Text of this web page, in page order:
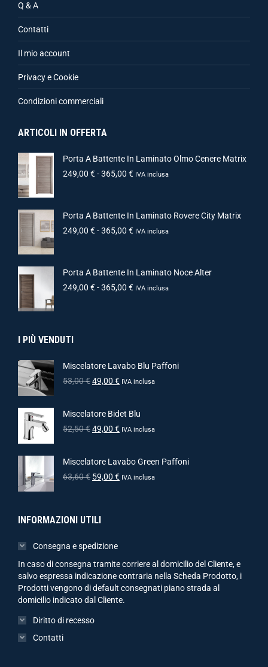
Q & A
Contatti
Il mio account
Privacy e Cookie
Condizioni commerciali
ARTICOLI IN OFFERTA
Porta A Battente In Laminato Olmo Cenere Matrix
249,00 €-365,00 € IVA inclusa
Porta A Battente In Laminato Rovere City Matrix
249,00 €-365,00 € IVA inclusa
Porta A Battente In Laminato Noce Alter
249,00 €-365,00 € IVA inclusa
I PIÙ VENDUTI
Miscelatore Lavabo Blu Paffoni
53,00€49,00 € IVA inclusa
Miscelatore Bidet Blu
52,50€49,00 € IVA inclusa
Miscelatore Lavabo Green Paffoni
63,60€ 59,00 € IVA inclusa
INFORMAZIONI UTILI
Consegna e spedizione
In caso di consegna tramite corriere al domicilio del Cliente, e
salvo espressa indicazione contraria nella Scheda Prodotto, i
Prodotti vengono di default consegnati piano strada al
domicilio indicato dal Cliente.
Diritto di recesso
Contatti